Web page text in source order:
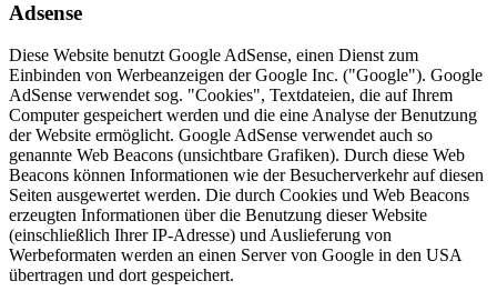
Adsense
Diese Website benutzt Google AdSense, einen Dienst zum
Einbinden von Werbeanzeigen der Google Inc. ("Google"). Google
AdSense verwendet sog. "Cookies", Textdateien, die auf Ihrem
Computer gespeichert werden und die eine Analyse der Benutzung
der Website ermöglicht. Google AdSense verwendet auch so
genannte Web Beacons (unsichtbare Grafiken). Durch diese Web
Beacons können Informationen wie der Besucherverkehr auf diesen
Seiten ausgewertet werden. Die durch Cookies und Web Beacons
erzeugten Informationen über die Benutzung dieser Website
(einschließlich Ihrer IP-Adresse) und Auslieferung von
Werbeformaten werden an einen Server von Google in den USA
übertragen und dort gespeichert.